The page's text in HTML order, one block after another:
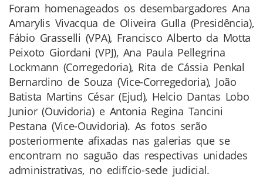
Foram homenageados os desembargadores Ana
Amarylis Vivacqua de Oliveira Gulla (Presidência),
Fábio Grasselli (VPA), Francisco Alberto da Motta
Peixoto Giordani (VPJ), Ana Paula Pellegrina
Lockmann (Corregedoria), Rita de Cássia Penkal
Bernardino de Souza (Vice-Corregedoria), João
Batista Martins César (Ejud), Helcio Dantas Lobo
Junior (Ouvidoria) e Antonia Regina Tancini
Pestana (Vice-Ouvidoria). As fotos serão
posteriormente afixadas nas galerias que se
encontram no saguão das respectivas unidades
administrativas, no edifício-sede judicial.